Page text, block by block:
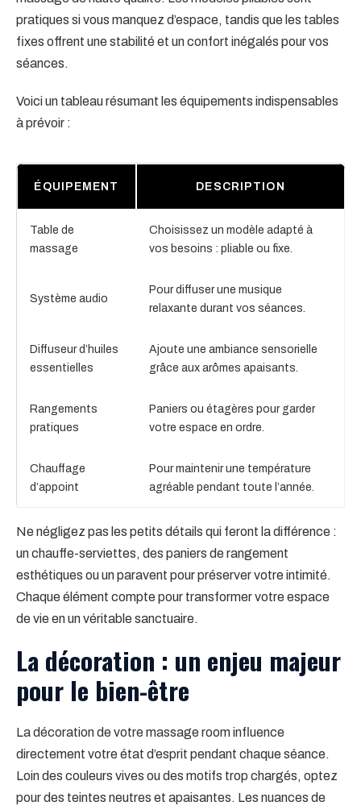
pratiques si vous manquez d’espace, tandis que les tables
fixes offrent une stabilité et un confort inégalés pour vos
séances.
Voici un tableau résumant les équipements indispensables
à prévoir :
ÉQUIPEMENT DESCRIPTION
Table de
massage
Choisissez un modèle adapté à
vos besoins : pliable ou fixe.
Système audio
Pour diffuser une musique
relaxante durant vos séances.
Diffuseur d’huiles
essentielles
Ajoute une ambiance sensorielle
grâce aux arômes apaisants.
Rangements
pratiques
Paniers ou étagères pour garder
votre espace en ordre.
Chauffage
d’appoint
Pour maintenir une température
agréable pendant toute l’année.
Ne négligez pas les petits détails qui feront la différence :
un chauffe-serviettes, des paniers de rangement
esthétiques ou un paravent pour préserver votre intimité.
Chaque élément compte pour transformer votre espace
de vie en un véritable sanctuaire.
La décoration : un enjeu majeur
pour le bien-être
La décoration de votre massage room influence
directement votre état d’esprit pendant chaque séance.
Loin des couleurs vives ou des motifs trop chargés, optez
pour des teintes neutres et apaisantes. Les nuances de